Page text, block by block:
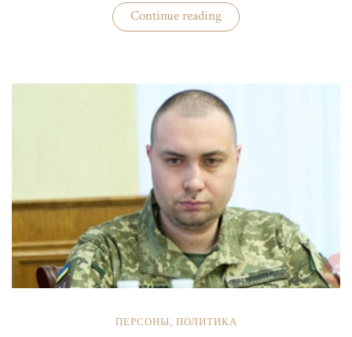
Continue reading«ЦИК
готовится
ПЕРСОНЫ, ПОЛИТИКА